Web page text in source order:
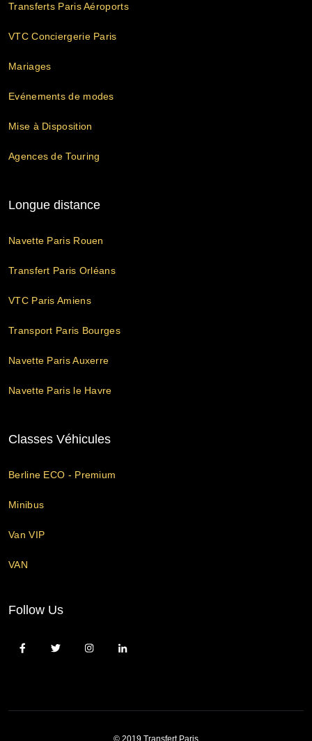
Transferts Paris Aéroports
VTC Conciergerie Paris
Mariages
Evénements de modes
Mise à Disposition
Agences de Touring
Longue distance
Navette Paris Rouen
Transfert Paris Orléans
VTC Paris Amiens
Transport Paris Bourges
Navette Paris Auxerre
Navette Paris le Havre
Classes Véhicules
Berline ECO - Premium
Minibus
Van VIP
VAN
Follow Us
© 2019 Transfert Paris